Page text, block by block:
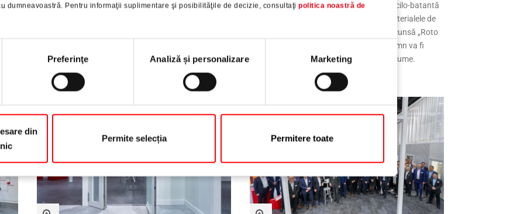
dumneavoastră. Pentru informaţii suplimentare şi posibilităţile de decizie, consultaţi politica noastră de
Preferinţe Analiză și personalizare Marketing
din
Permite selecția Permitere toate
protecție eficientă împotriva curenților de aer, a ploii și
de utilizare impresionează arhitecții, investitorii și
proprietarii de locuințe din întreaga lume.
balamale din programul de feronerie oscilo-batantă
„Roto NX” pentru ferestre din toate materialele de
profil. Balamaua modernă, complet ascunsă „Roto
NX | C” pentru ferestre din PVC și lemn va fi
disponibilă în curând în întreaga lume.